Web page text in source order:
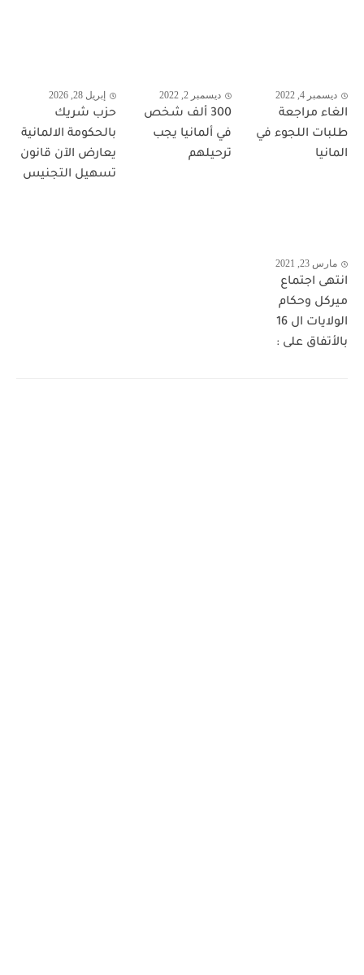
ديسمبر 4, 2022
الغاء مراجعة
طلبات اللجوء في
المانيا
ديسمبر 2, 2022
300 ألف شخص
في ألمانيا يجب
ترحيلهم
إبريل 28, 2026
حزب شريك
بالحكومة الالمانية
يعارض الآن قانون
تسهيل التجنيس
مارس 23, 2021
انتهى اجتماع
ميركل وحكام
الولايات ال 16
بالأتفاق على :